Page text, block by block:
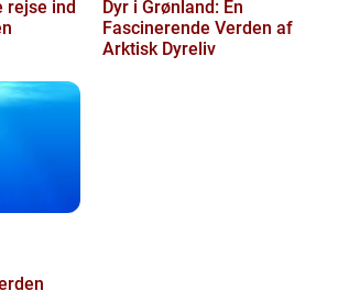
rejse ind
Dyr i Grønland: En
Fascinerende Verden af
Arktisk Dyreliv